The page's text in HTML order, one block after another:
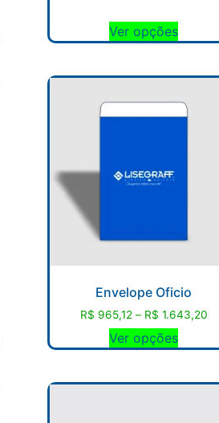
Ver opções
Envelope Oficio
R$ 965,12 – R$ 1.643,20
Ver opções